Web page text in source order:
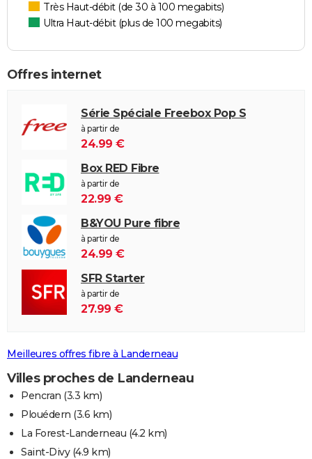
Très Haut-débit (de 30 à 100 megabits)
Ultra Haut-débit (plus de 100 megabits)
Offres internet
Série Spéciale Freebox Pop S
à partir de
24.99 €
Box RED Fibre
à partir de
22.99 €
B&YOU Pure fibre
à partir de
24.99 €
SFR Starter
à partir de
27.99 €
Meilleures offres fibre à Landerneau
Villes proches de Landerneau
Pencran (3.3 km)
Plouédern (3.6 km)
La Forest-Landerneau (4.2 km)
Saint-Divy(4.9 km)